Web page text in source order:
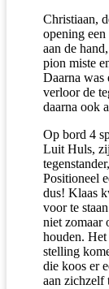
Christiaan,
opening
aan de
pion miste
Daarna was
verloor de
daarna ook
Op bord 4
Luit Huls,
Positioneel
dus! Klaas
voor te
niet zomaar
houden.
stelling
die koos er
aan zichzelf